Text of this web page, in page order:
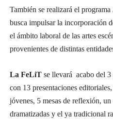
También se realizará el programa
busca impulsar la incorporación
el ámbito laboral de las artes
provenientes de distintas
La FeLiT se llevará acabo del
con 13 presentaciones
jóvenes, 5 mesas de reflexión,
dramatizadas y el ya tradicional